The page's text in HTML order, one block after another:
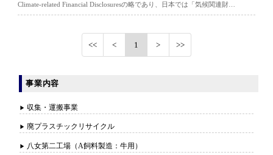
Climate-related Financial Disclosuresの略であり、日本では「気候関連財…
1
事業内容
収集・運搬事業
廃プラスチックリサイクル
八女第二工場（A飼料製造：牛用）